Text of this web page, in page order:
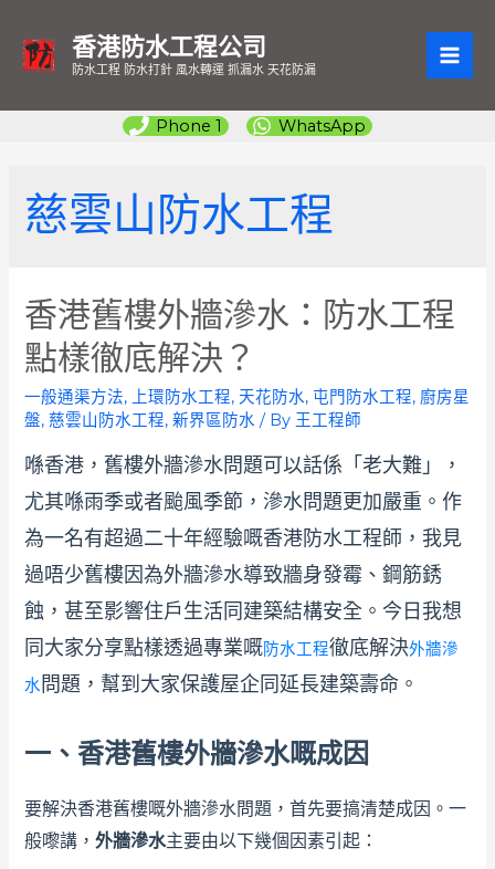
香港防水工程公司
防水工程 防水打針 風水轉運 抓漏水 天花防漏
Phone 1 WhatsApp
慈雲山防水工程
香港舊樓外牆滲水：防水工程
點樣徹底解決？
一般通渠方法, 上環防水工程, 天花防水, 屯門防水工程, 廚房星
盤,慈雲山防水工程,新界區防水 / By 王工程師
喺香港，舊樓外牆滲水問題可以話係「老大難」，
尤其喺雨季或者颱風季節，滲水問題更加嚴重。作
為一名有超過二十年經驗嘅香港防水工程師，我見
過唔少舊樓因為外牆滲水導致牆身發霉、鋼筋銹
蝕，甚至影響住戶生活同建築結構安全。今日我想
同大家分享點樣透過專業嘅防水工程徹底解決外牆滲
水 問題，幫到大家保護屋企同延長建築壽命。
一、香港舊樓外牆滲水嘅成因
要解決香港舊樓嘅外牆滲水問題，首先要搞清楚成因。一
般嚟講，外牆滲水主要由以下幾個因素引起：